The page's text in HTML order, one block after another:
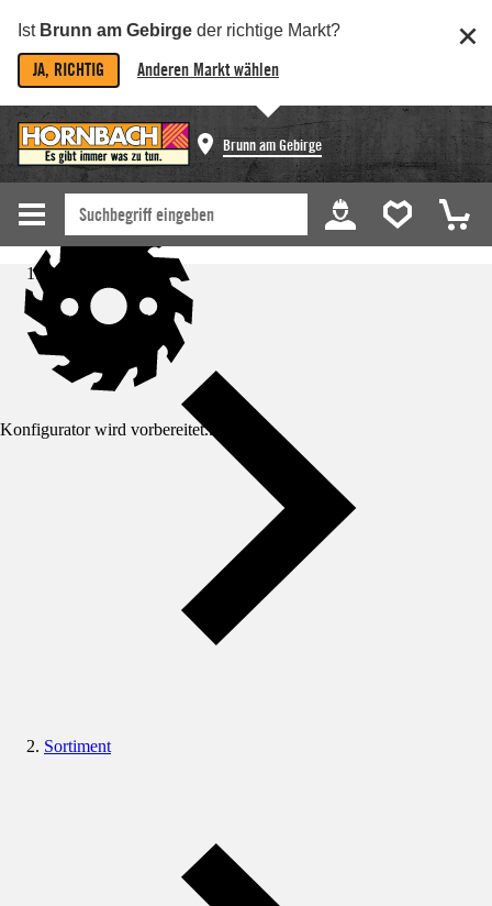
Ist Brunn am Gebirge der richtige Markt?
JA, RICHTIG Anderen Markt wählen
Brunn am Gebirge
Konfigurator wird vorbereitet...
Startseite
Sortiment